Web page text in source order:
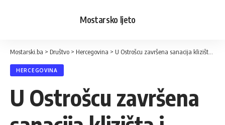
Mostarsko ljeto
Mostarski.ba > Društvo > Hercegovina > U Ostrošcu završena sanacija klizišta i regulacija potoka
HERCEGOVINA
U Ostrošcu završena